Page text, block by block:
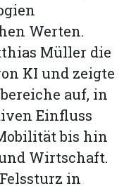
Werten.
Müller die
KI und zeigte
auf, in
Einfluss
bis hin
Wirtschaft.
in